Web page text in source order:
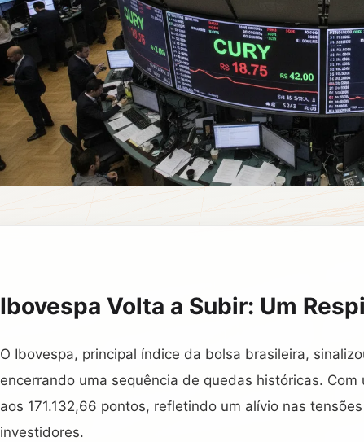
Ibovespa Volta a Subir: Um
O Ibovespa, principal índice da bolsa brasileira,
encerrando uma sequência de quedas históricas.
aos 171.132,66 pontos, refletindo um alívio nas
investidores.